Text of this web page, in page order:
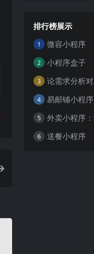
排行榜展示
1 微容小程序
2 小程序盒子
3
4 易邮铺小程序
5
6 送餐小程序